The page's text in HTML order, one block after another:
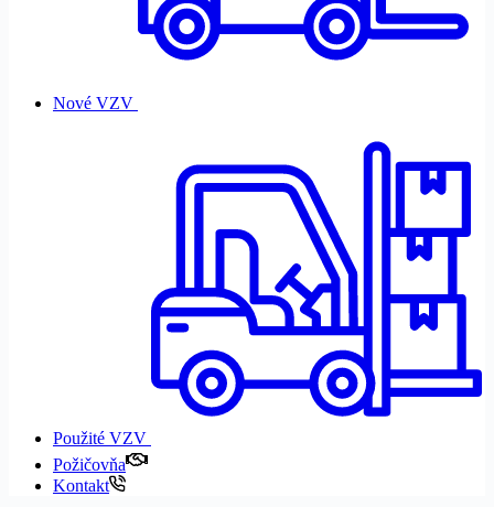
Nové VZV
Použité VZV
Požičovňa
Kontakt